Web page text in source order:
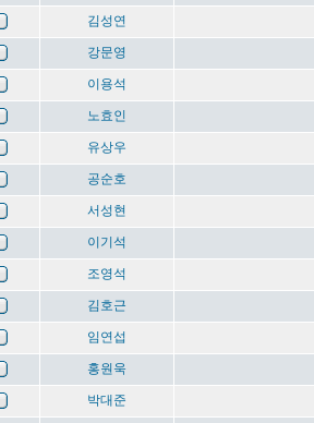
김성연
강문영
이용석
노효인
유상우
공순호
서성현
이기석
조영석
김호근
임연섭
홍원욱
박대준